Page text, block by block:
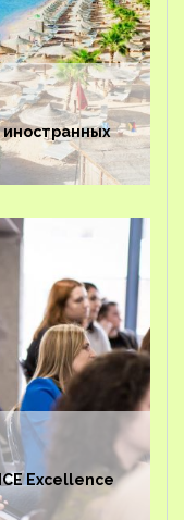
иностранных
Excellence